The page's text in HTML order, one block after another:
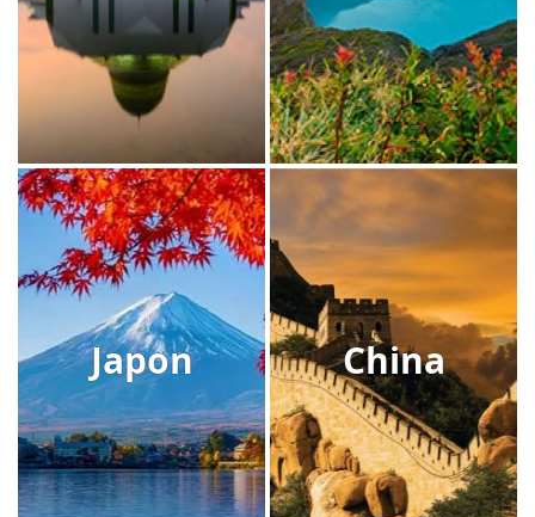
Japon China